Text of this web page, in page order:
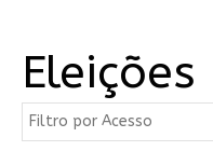
Eleições
Filtro por Acesso